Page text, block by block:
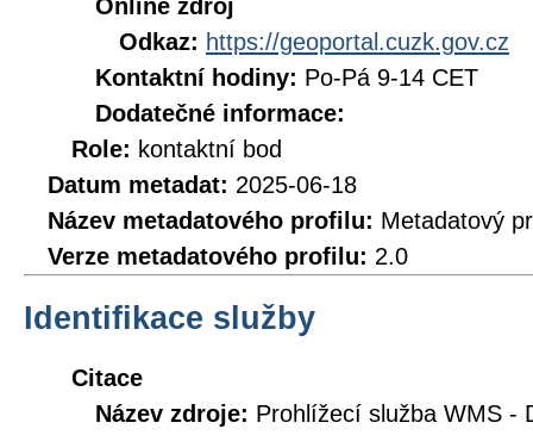
Online zdroj
Odkaz: https://geoportal.cuzk.gov.cz
Kontaktní hodiny: Po-Pá 9-14 CET
Dodatečné informace:
Role: kontaktní bod
Datum metadat: 2025-06-18
Název metadatového profilu: Metadatový
Verze metadatového profilu: 2.0
Identifikace služby
Citace
Název zdroje: Prohlížecí služba WMS -